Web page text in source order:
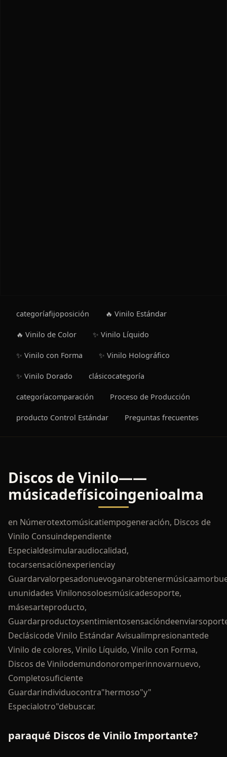
categoríafijoposición 🔥 Vinilo Estándar
🔥 Vinilo de Color ✨ Vinilo Líquido
✨ Vinilo con Forma ✨ Vinilo Holográfico
✨ Vinilo Dorado clásicocategoría
categoríacomparación Proceso de Producción
producto Control Estándar Preguntas frecuentes
Discos de Vinilo——
músicadefísicoingenioalma
en Númerotextomúsicatiempogeneración, Discos de
Vinilo Consuindependiente
Especialdesimularaudiocalidad,
tocarsensaciónexperienciay
ununidades Vinilonosoloesmúsicadesoporte,
másesarteproducto,
Declásicode Vinilo Estándar Avisualimpresionantede
Vinilo de colores, Vinilo Líquido, Vinilo con Forma,
Discos de Vinilodemundonoromperinnovarnuevo,
Completosuficiente
Guardarindividuocontra"hermoso"y"
Especialotro"debuscar.
paraqué Discos de Vinilo Importante?